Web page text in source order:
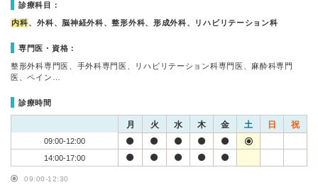
診療科目：
内科、外科、脳神経外科、整形外科、形成外科、リハビリテーション科
専門医・資格：
整形外科専門医、手外科専門医、リハビリテーション科専門医、麻酔科専門
医、ペイン…
診療時間
月 火 水 木 金 土 日 祝
09:00-12:00
14:00-17:00
09:00-12:30